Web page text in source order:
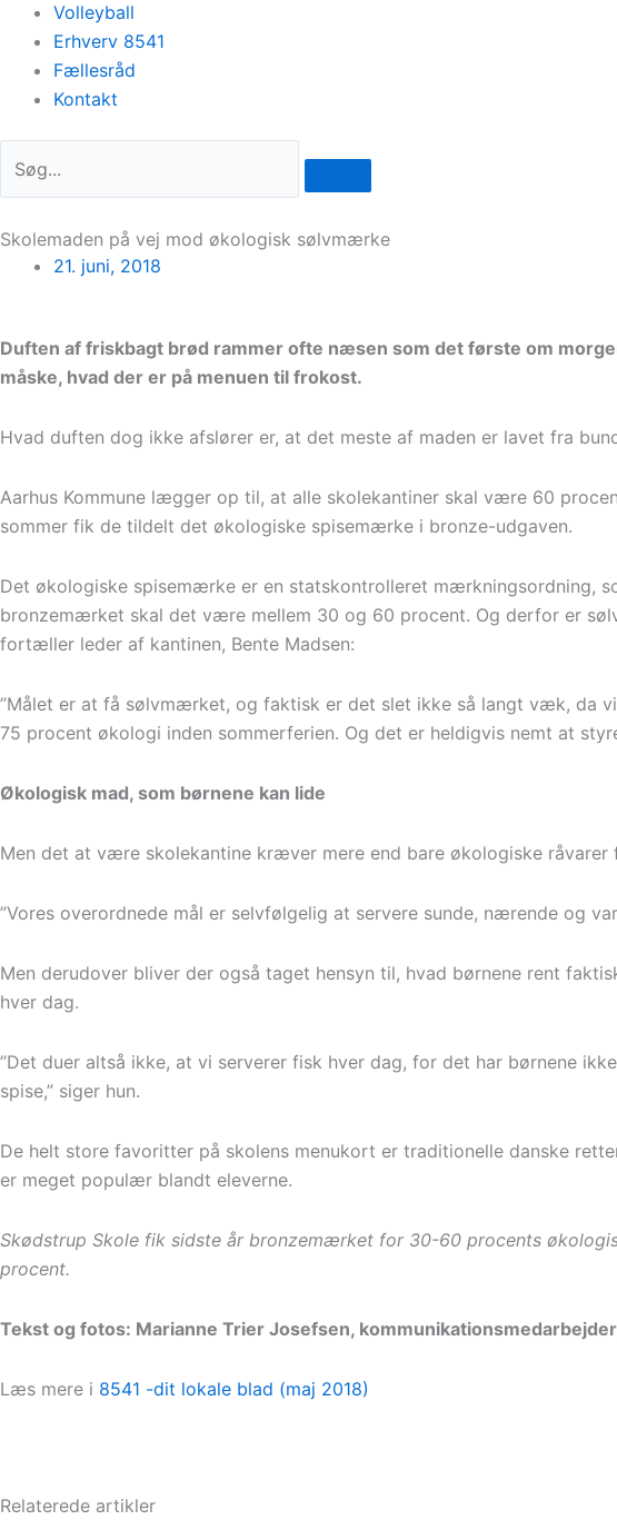
Volleyball
Erhverv 8541
Fællesråd
Kontakt
Skolemaden på vej mod økologisk sølvmærke
21. juni, 2018
Duften af friskbagt brød rammer ofte næsen som det første om
måske, hvad der er på menuen til frokost.
Hvad duften dog ikke afslører er, at det meste af maden er lavet fra
Aarhus Kommune lægger op til, at alle skolekantiner skal være 60
sommer fik de tildelt det økologiske spisemærke i bronze-udgaven.
Det økologiske spisemærke er en statskontrolleret mærkningsordning,
bronzemærket skal det være mellem 30 og 60 procent. Og derfor er
fortæller leder af kantinen, Bente Madsen:
”Målet er at få sølvmærket, og faktisk er det slet ikke så langt væk, da
75 procent økologi inden sommerferien. Og det er heldigvis nemt at
Økologisk mad, som børnene kan lide
Men det at være skolekantine kræver mere end bare økologiske
”Vores overordnede mål er selvfølgelig at servere sunde, nærende og
Men derudover bliver der også taget hensyn til, hvad børnene rent
hver dag.
”Det duer altså ikke, at vi serverer fisk hver dag, for det har børnene
spise,” siger hun.
De helt store favoritter på skolens menukort er traditionelle danske
er meget populær blandt eleverne.
Skødstrup Skole fik sidste år bronzemærket for 30-60 procents
procent.
Tekst og fotos: Marianne Trier Josefsen,
Læs mere i 8541 -dit lokale blad (maj 2018)
Relaterede artikler